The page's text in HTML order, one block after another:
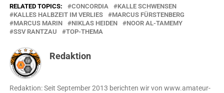
RELATED TOPICS: CONCORDIA
KALLE SCHWENSEN
KALLES HALBZEIT IM VERLIES
MARCUS FÜRSTENBERG
MARCUS MARIN
NIKLAS HEIDEN
NOOR AL-TAMEMY
SSV RANTZAU
TOP-THEMA
Redaktion
Redaktion: Seit September 2013 berichten wir von www.amateur-